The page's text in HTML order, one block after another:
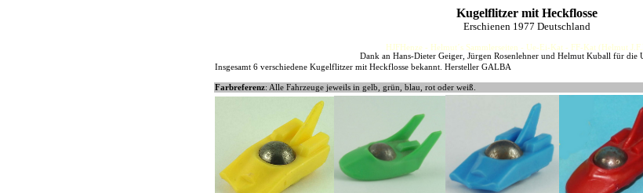
Kugelflitzer mit Heckflosse
Erschienen 1977 Deutschland
HJFHenze - Helmut´s Sammlerseiten - Ue-Ei-Kat - FF-Kat (Helmut
Dank an Hans-Dieter Geiger, Jürgen Rosenlehner und Helmut Kuball für die
Insgesamt 6 verschiedene Kugelflitzer mit Heckflosse bekannt. Hersteller GALBA
Farbreferenz: Alle Fahrzeuge jeweils in gelb, grün, blau, rot oder weiß.